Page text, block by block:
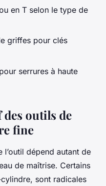
en T selon le type de
griffes pour clés
serrures à haute
outils de
fine
l’outil dépend autant de
de maîtrise. Certains
sont radicales